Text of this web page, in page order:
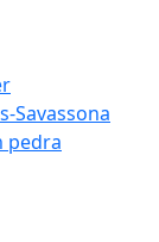
Savassona
pedra